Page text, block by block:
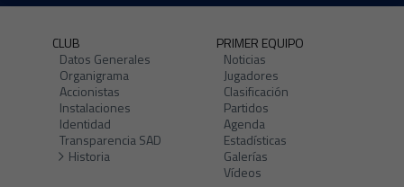
CLUB
Datos Generales
Organigrama
Accionistas
Instalaciones
Identidad
Transparencia SAD
Historia
PRIMER EQUIPO
Noticias
Jugadores
Clasificación
Partidos
Agenda
Estadísticas
Galerías
Vídeos